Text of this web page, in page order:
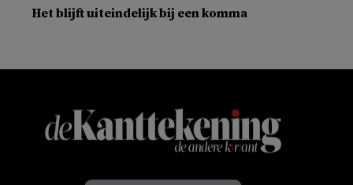
Het blijft uiteindelijk bij een komma